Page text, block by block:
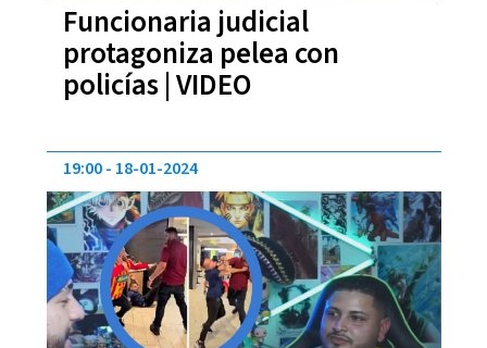
Funcionaria judicial
protagoniza pelea con
policías | VIDEO
19:00 18-01-2024